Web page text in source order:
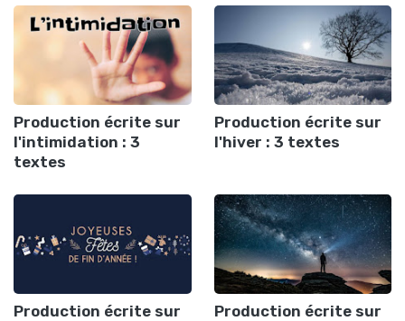
Production écrite sur
l'intimidation : 3
textes
Production écrite sur
l'hiver : 3 textes
Production écrite sur
Production écrite sur